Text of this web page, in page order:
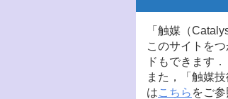
「触媒（
このサイトを
ドもできます．
また，「触媒
はこちら をご参